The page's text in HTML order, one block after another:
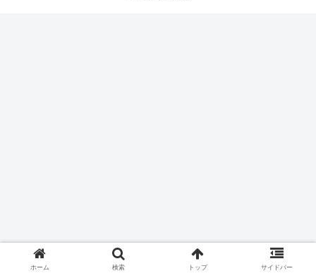
ホーム 検索 トップ サイドバー